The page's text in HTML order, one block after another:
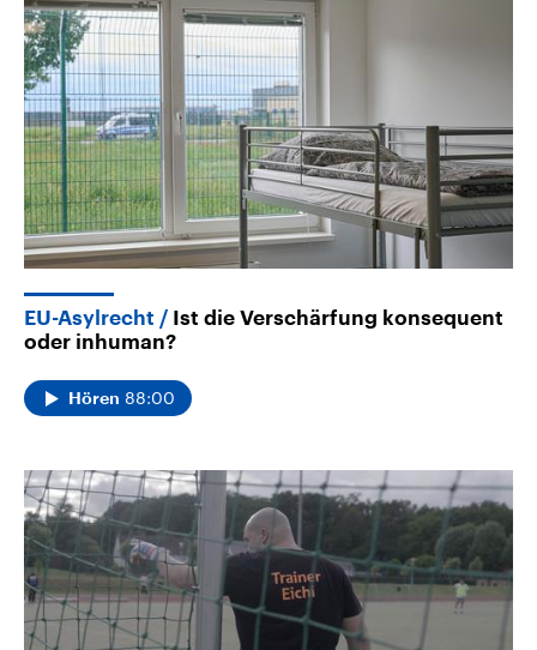
EU-Asylrecht
Ist die Verschärfung konsequent
oder inhuman?
Hören 88:00